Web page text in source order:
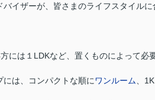
イザーが、皆さまのライフスタイル
には１LDKなど、置くものによって必
は、コンパクトな順にワンルーム 、